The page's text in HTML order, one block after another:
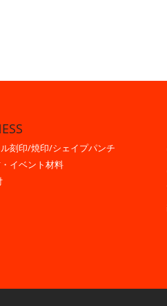
刻印/焼印/シェイプパンチ
イベント材料